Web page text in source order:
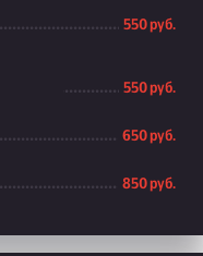
550 руб.
550 руб.
650 руб.
850 руб.